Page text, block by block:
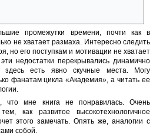
промежутки времени, почти как в
не хватает размаха. Интересно следить
но его поступкам и мотивации не хватает
недостатки перекрывались динамично
есть явно скучные места. Могу
фанатам цикла «Академия», а читать ее
что мне книга не понравилась. Очень
как развитое высокотехнологичное
этого замечать. Опять же, аналогии с
собой.